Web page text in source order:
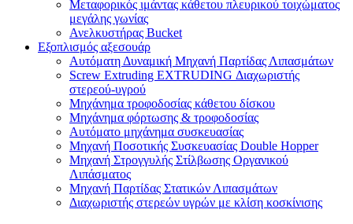
Μεταφορικός ιμάντας κάθετου πλευρικού τοιχώματος
μεγάλης γωνίας
Ανελκυστήρας Bucket
Εξοπλισμός αξεσουάρ
Αυτόματη Δυναμική Μηχανή Παρτίδας Λιπασμάτων
Screw Extruding EXTRUDING Διαχωριστής
στερεού-υγρού
Μηχάνημα τροφοδοσίας κάθετου δίσκου
Μηχάνημα φόρτωσης & τροφοδοσίας
Αυτόματο μηχάνημα συσκευασίας
Μηχανή Ποσοτικής Συσκευασίας Double Hopper
Μηχανή Στρογγυλής Στίλβωσης Οργανικού
Λιπάσματος
Μηχανή Παρτίδας Στατικών Λιπασμάτων
Διαχωριστής στερεών υγρών με κλίση κοσκίνισης